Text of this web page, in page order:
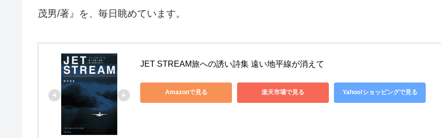
茂男/著』を、毎日眺めています。
JET STREAM旅への誘い詩集 遠い地平線が消えて
Amazonで見る 楽天市場で見る Yahoo!ショッピングで見る